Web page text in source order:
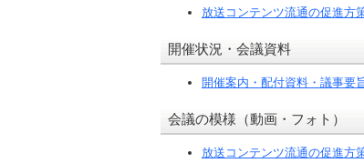
放送コンテンツ流通の促進方
開催状況・会議資料
開催案内・配付資料・議事要
会議の模様（動画・フォト）
放送コンテンツ流通の促進方